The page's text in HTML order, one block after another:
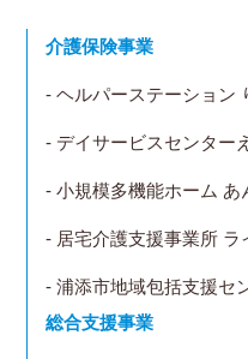
介護保険事業
- ヘルパーステーション
- デイサービスセンター
- 小規模多機能ホーム あ
- 居宅介護支援事業所 ラ
- 浦添市地域包括支援セ
総合支援事業